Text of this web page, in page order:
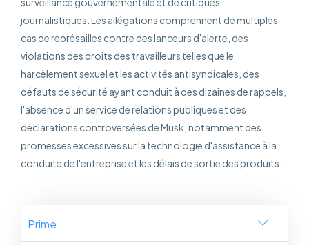
journalistiques. Les allégations comprennent de multiples
cas de représailles contre des lanceurs d'alerte, des
violations des droits des travailleurs telles que le
harcèlement sexuel et les activités antisyndicales, des
défauts de sécurité ayant conduit à des dizaines de rappels,
l'absence d'un service de relations publiques et des
déclarations controversées de Musk, notamment des
promesses excessives sur la technologie d'assistance à la
conduite de l'entreprise et les délais de sortie des produits.
Prime